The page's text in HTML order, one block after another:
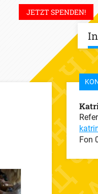
JETZT SPENDEN!
Fon